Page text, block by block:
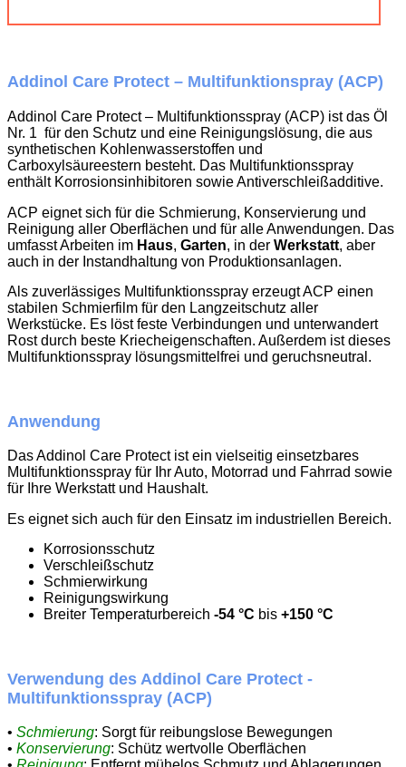
Addinol Care Protect – Multifunktionspray (ACP)
Addinol Care Protect – Multifunktionsspray (ACP) ist das Öl
Nr. 1 für den Schutz und eine Reinigungslösung, die aus
synthetischen Kohlenwasserstoffen und
Carboxylsäureestern besteht. Das Multifunktionsspray
enthält Korrosionsinhibitoren sowie Antiverschleißadditive.
ACP eignet sich für die Schmierung, Konservierung und
Reinigung aller Oberflächen und für alle Anwendungen. Das
umfasst Arbeiten im Haus, Garten, in der Werkstatt, aber
auch in der Instandhaltung von Produktionsanlagen.
Als zuverlässiges Multifunktionsspray erzeugt ACP einen
stabilen Schmierfilm für den Langzeitschutz aller
Werkstücke. Es löst feste Verbindungen und unterwandert
Rost durch beste Kriecheigenschaften. Außerdem ist dieses
Multifunktionsspray lösungsmittelfrei und geruchsneutral.
Anwendung
Das Addinol Care Protect ist ein vielseitig einsetzbares
Multifunktionsspray für Ihr Auto, Motorrad und Fahrrad sowie
für Ihre Werkstatt und Haushalt.
Es eignet sich auch für den Einsatz im industriellen Bereich.
Korrosionsschutz
Verschleißschutz
Schmierwirkung
Reinigungswirkung
Breiter Temperaturbereich -54 °C bis +150 °C
Verwendung des Addinol Care Protect -
Multifunktionsspray (ACP)
• Schmierung: Sorgt für reibungslose Bewegungen
• Konservierung: Schütz wertvolle Oberflächen